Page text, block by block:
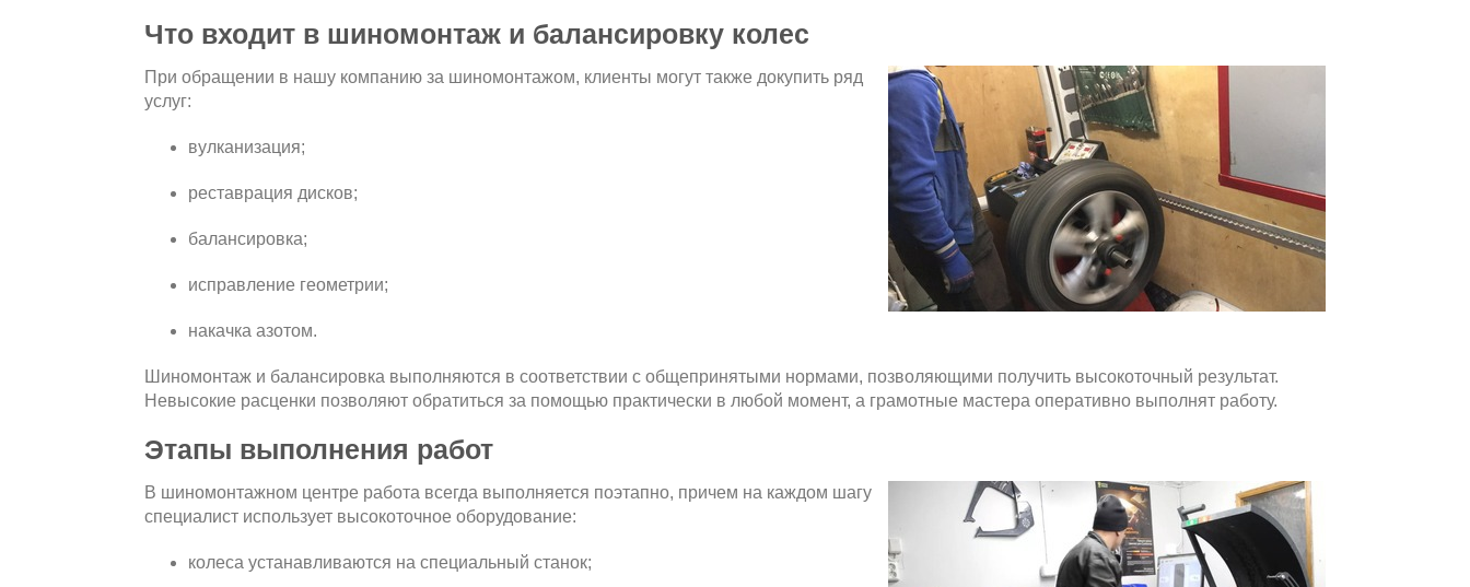
Что входит в шиномонтаж и балансировку колес
При обращении в нашу компанию за шиномонтажом, клиенты могут также докупить ряд
услуг:
вулканизация;
реставрация дисков;
балансировка;
исправление геометрии;
накачка азотом.
Шиномонтаж и балансировка выполняются в соответствии с общепринятыми нормами, позволяющими получить высокоточный результат.
Невысокие расценки позволяют обратиться за помощью практически в любой момент, а грамотные мастера оперативно выполнят работу.
Этапы выполнения работ
В шиномонтажном центре работа всегда выполняется поэтапно, причем на каждом шагу
специалист использует высокоточное оборудование:
колеса устанавливаются на специальный станок;